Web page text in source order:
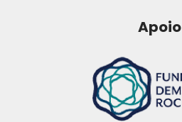
Apoio